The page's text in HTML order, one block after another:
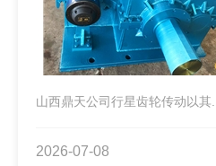
山西鼎天公司行星齿轮传动以其...
2026-07-08